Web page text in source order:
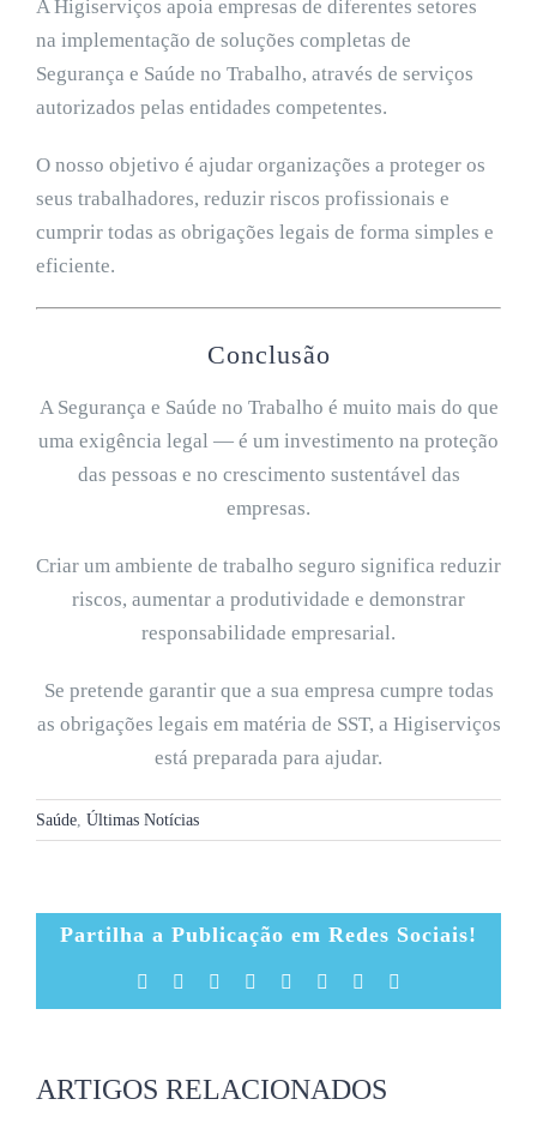
A Higiserviços apoia empresas de diferentes setores
na implementação de soluções completas de
Segurança e Saúde no Trabalho, através de serviços
autorizados pelas entidades competentes.
O nosso objetivo é ajudar organizações a proteger os
seus trabalhadores, reduzir riscos profissionais e
cumprir todas as obrigações legais de forma simples e
eficiente.
Conclusão
A Segurança e Saúde no Trabalho é muito mais do que
uma exigência legal — é um investimento na proteção
das pessoas e no crescimento sustentável das
empresas.
Criar um ambiente de trabalho seguro significa reduzir
riscos, aumentar a produtividade e demonstrar
responsabilidade empresarial.
Se pretende garantir que a sua empresa cumpre todas
as obrigações legais em matéria de SST, a Higiserviços
está preparada para ajudar.
Saúde, Últimas Notícias
Partilha a Publicação em Redes Sociais!
Facebook Reddit LinkedIn
TumblrPinterest
ARTIGOS RELACIONADOS